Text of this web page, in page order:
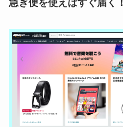
急ぎ便を使えばすぐ届く！